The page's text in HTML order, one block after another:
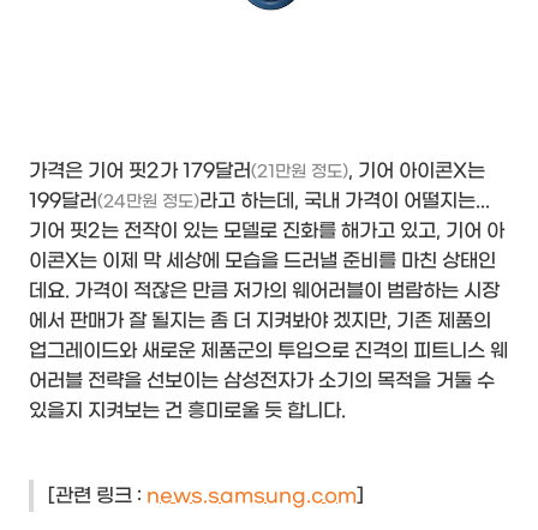
가격은 기어 핏2가 179달러(21만원 정도), 기어 아이콘X는
199달러(24만원 정도)라고 하는데, 국내 가격이 어떨지는...
기어 핏2는 전작이 있는 모델로 진화를 해가고 있고, 기어 아
이콘X는 이제 막 세상에 모습을 드러낼 준비를 마친 상태인
데요. 가격이 적잖은 만큼 저가의 웨어러블이 범람하는 시장
에서 판매가 잘 될지는 좀 더 지켜봐야 겠지만, 기존 제품의
업그레이드와 새로운 제품군의 투입으로 진격의 피트니스 웨
어러블 전략을 선보이는 삼성전자가 소기의 목적을 거둘 수
있을지 지켜보는 건 흥미로울 듯 합니다.
[관련 링크 : news.samsung.com]